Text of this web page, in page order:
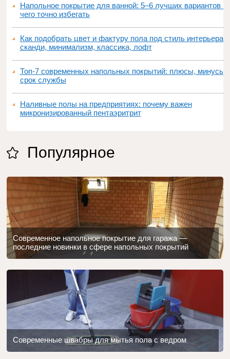
Напольное покрытие для ванной: 5–6 лучших вариантов и
чего точно избегать
Как подобрать цвет и фактуру пола под стиль интерьера:
сканди, минимализм, классика, лофт
Топ‑7 современных напольных покрытий: плюсы, минусы,
срок службы
Наливные полы на предприятиях: почему важен
микронизированный пентаэритрит
Популярное
Современное напольное покрытие для гаража —
последние новинки в сфере напольных покрытий
Современные швабры для мытья пола с ведром